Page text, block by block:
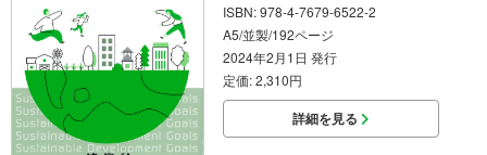
ISBN: 978-4-7679-6522-2
A5/並製/192ページ
2024年2月1日 発行
定価: 2,310円
詳細を見る